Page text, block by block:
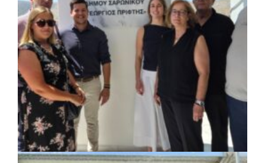
ΚΟΙΝΩΝΙΑ | 07/08/2026 · 18:01